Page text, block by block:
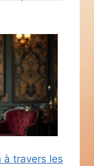
à travers les